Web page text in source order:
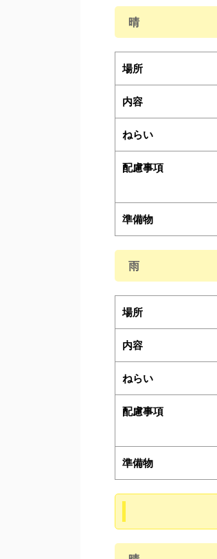
晴
場所
内容
ねらい
配慮事項
準備物
雨
場所
内容
ねらい
配慮事項
準備物